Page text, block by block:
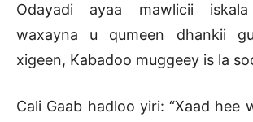
Odayadi ayaa mawlicii
waxayna u qumeen dhankii
xigeen, Kabadoo muggeey is la
Cali Gaab hadloo yiri: “Xaad hee